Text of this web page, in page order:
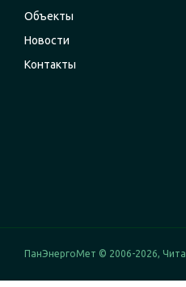
Объекты
Новости
Контакты
ПанЭнергоМет © 2006-2026, Чита